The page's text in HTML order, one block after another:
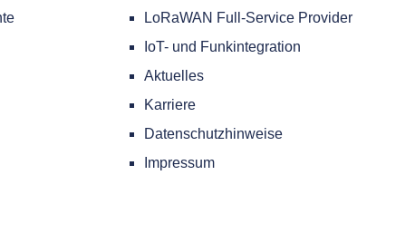
LoRaWAN Full-Service Provider
IoT- und Funkintegration
Aktuelles
Karriere
Datenschutzhinweise
Impressum